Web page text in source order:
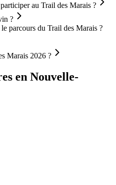
au Trail des Marais ?
?
parcours du Trail des Marais ?
Marais 2026 ?
en Nouvelle-